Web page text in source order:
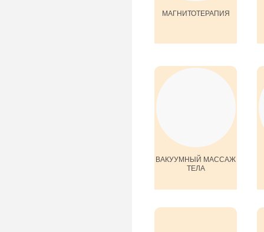
МАГНИТОТЕРАПИЯ
ВАКУУМНЫЙ МАССАЖ
ТЕЛА